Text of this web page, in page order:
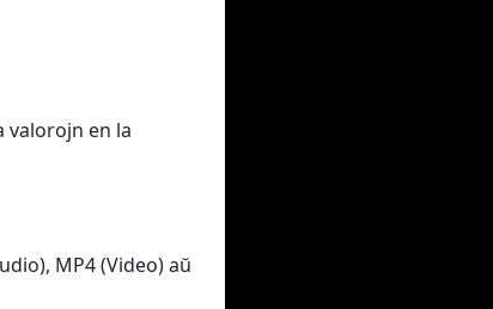
valorojn en la
MP4 (Video) aŭ